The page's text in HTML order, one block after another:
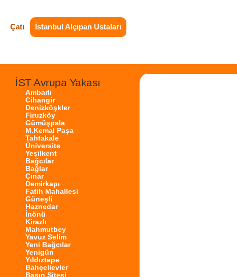
Çatı İstanbul Alçıpan Ustaları
İST Avrupa Yakası
Ambarlı
Cihangir
Denizköşkler
Firuzköy
Gümüşpala
M.Kemal Paşa
Tahtakale
Üniversite
Yeşilkent
Bağcılar
Bağlar
Çınar
Demirkapı
Fatih Mahallesi
Güneşli
Haznedar
İnönü
Kirazlı
Mahmutbey
Yavuz Selim
Yeni Bağcılar
Yenigün
Yıldıztepe
Bahçelievler
Basın Sitesi